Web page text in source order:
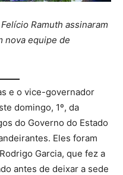
Ramuth assinaram
nova equipe de
e o vice-governador
domingo, 1º, da
do Governo do Estado
Eles foram
Garcia, que fez a
antes de deixar a sede